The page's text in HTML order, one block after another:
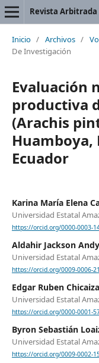
Revista
Inicio / Archivos /
De Investigación
Evaluación
productiva
(Arachis
Huamboya,
Ecuador
Karina María Elena
Universidad Estatal
https://orcid.org/0000-0003-
Aldahir Jackson
Universidad Estatal
https://orcid.org/0009-0006-
Edgar Ruben
Universidad Estatal
https://orcid.org/0000-0001-
Byron Sebastián
Universidad Estatal
https://orcid.org/0009-0002-